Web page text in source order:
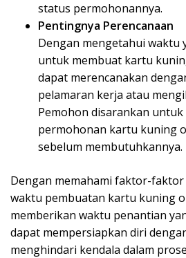
status permohonannya.
Pentingnya Perencanaan
Dengan mengetahui waktu
untuk membuat kartu
dapat merencanakan
pelamaran kerja atau
Pemohon disarankan
permohonan kartu kuning
sebelum membutuhkannya.
Dengan memahami faktor-
waktu pembuatan kartu kuning
memberikan waktu penantian
dapat mempersiapkan diri
menghindari kendala dalam